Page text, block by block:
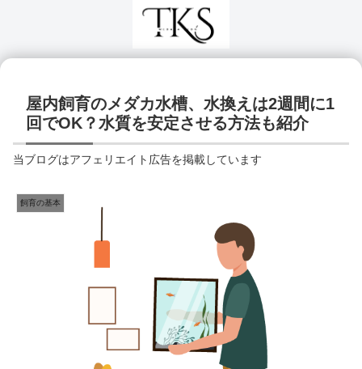
屋内飼育のメダカ水槽、水換えは2週間に1
回でOK？水質を安定させる方法も紹介
当ブログはアフェリエイト広告を掲載しています
飼育の基本